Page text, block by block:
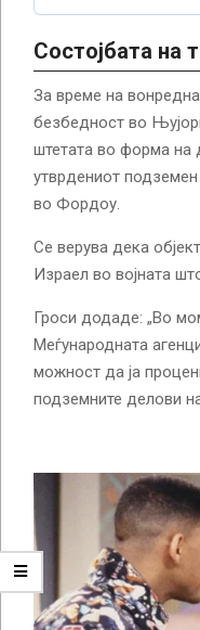
Состојбата на
За време на
безбедност во
штетата во форма на
утврдениот
во Фордоу.
Се верува дека
Израел во војната
Гроси додаде: „Во
Меѓународната
можност да ја
подземните делови